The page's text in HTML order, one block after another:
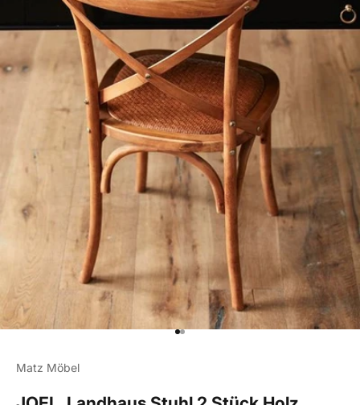
Gehe zu Element 1
Gehe zu Element 2
Matz Möbel